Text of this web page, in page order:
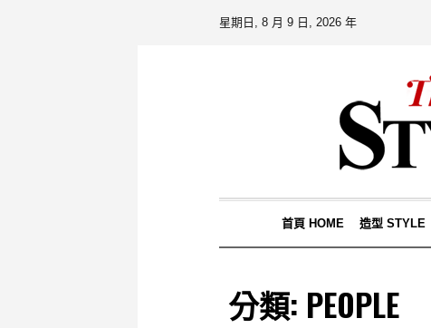
星期日, 8 月 9 日, 2026 年
首頁 HOME 造型 STYLE
分類: PEOPLE